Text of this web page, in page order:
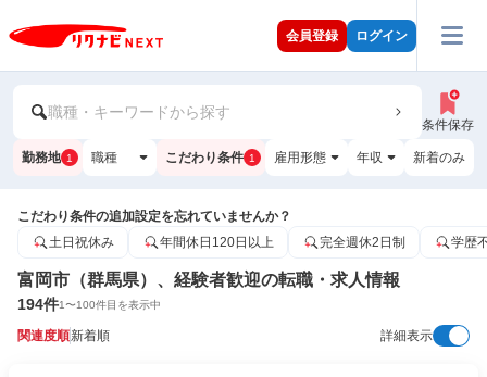
会員登録 ログイン
職種・キーワードから探す
条件保存
勤務地 1 職種 こだわり条件 1 雇用形態 年収 新着のみ
こだわり条件の追加設定を忘れていませんか？
土日祝休み
年間休日120日以上 完全週休2日制 学歴
富岡市（群馬県）、経験者歓迎の転職・求人情報
194件1〜100件目を表示中
関連度順新着順 詳細表示